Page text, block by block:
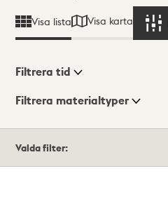
Visa lista Visa karta
Visningsläge
Filtrera tid
Filtrera materialtyper
träffar
Valda filter: